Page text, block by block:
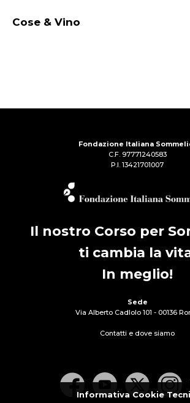
Cose & Vino
Fondazione Italiana
C.F. 97771240583
P.I. 13421701007
Il nostro Corso per
ti cambia la
In meglio!
Sede
Via Alberto Cadlolo 101 - 00136
Contatti e dove siamo
Informativa Cookie